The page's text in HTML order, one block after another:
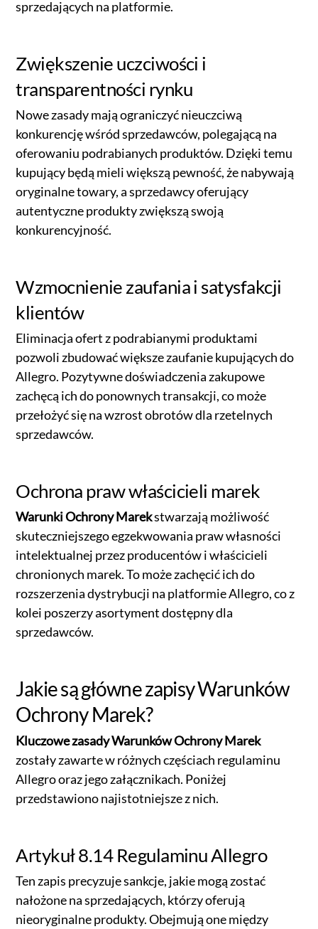
sprzedających na platformie.
Zwiększenie uczciwości i
transparentności rynku
Nowe zasady mają ograniczyć nieuczciwą
konkurencję wśród sprzedawców, polegającą na
oferowaniu podrabianych produktów. Dzięki temu
kupujący będą mieli większą pewność, że nabywają
oryginalne towary, a sprzedawcy oferujący
autentyczne produkty zwiększą swoją
konkurencyjność.
Wzmocnienie zaufania i satysfakcji
klientów
Eliminacja ofert z podrabianymi produktami
pozwoli zbudować większe zaufanie kupujących do
Allegro. Pozytywne doświadczenia zakupowe
zachęcą ich do ponownych transakcji, co może
przełożyć się na wzrost obrotów dla rzetelnych
sprzedawców.
Ochrona praw właścicieli marek
Warunki Ochrony Marekstwarzają możliwość
skuteczniejszego egzekwowania praw własności
intelektualnej przez producentów i właścicieli
chronionych marek. To może zachęcić ich do
rozszerzenia dystrybucji na platformie Allegro, co z
kolei poszerzy asortyment dostępny dla
sprzedawców.
Jakie są główne zapisy Warunków
Ochrony Marek?
Kluczowe zasady Warunków Ochrony Marek
zostały zawarte w różnych częściach regulaminu
Allegro oraz jego załącznikach. Poniżej
przedstawiono najistotniejsze z nich.
Artykuł 8.14 Regulaminu Allegro
Ten zapis precyzuje sankcje, jakie mogą zostać
nałożone na sprzedających, którzy oferują
nieoryginalne produkty. Obejmują one między